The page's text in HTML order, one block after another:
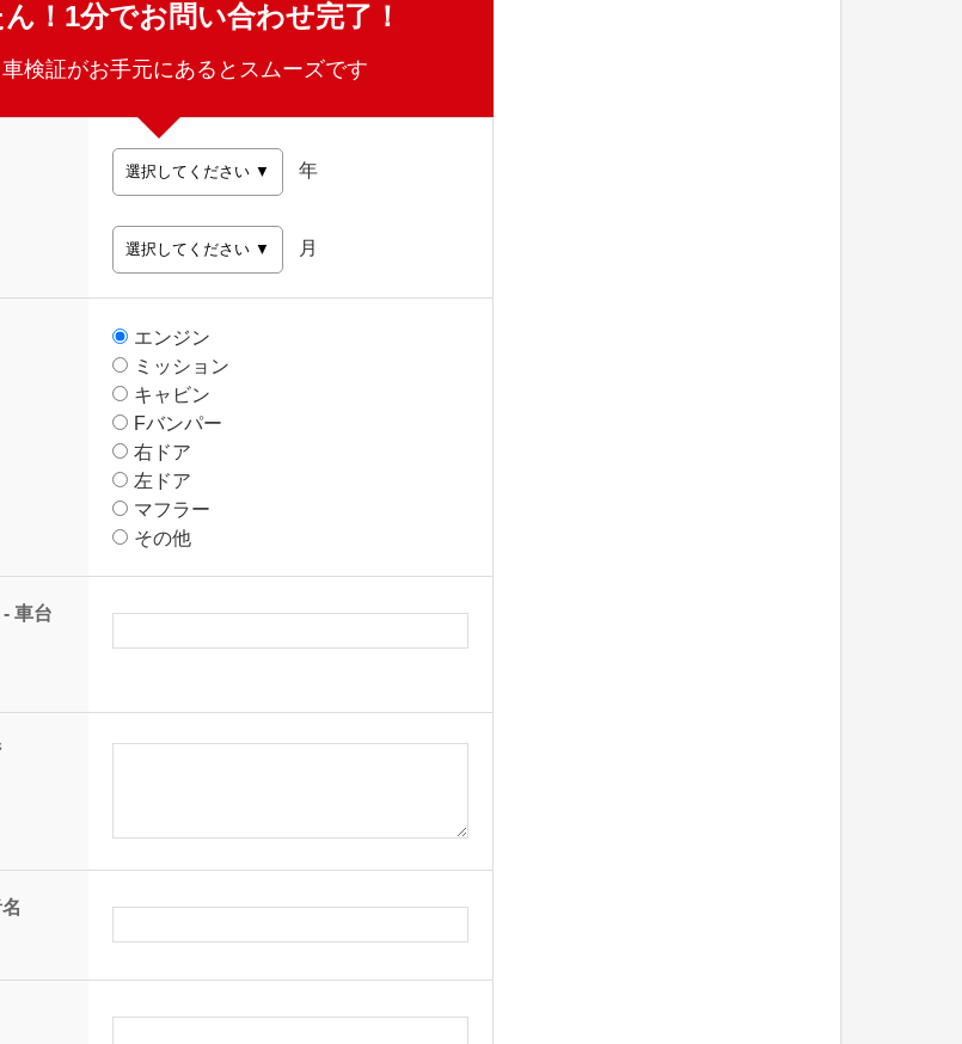
！1分でお問い合わせ完了！
車検証がお手元にあるとスムーズです
年
月
エンジン
ミッション
キャビン
Fバンパー
右ドア
左ドア
マフラー
その他
車台